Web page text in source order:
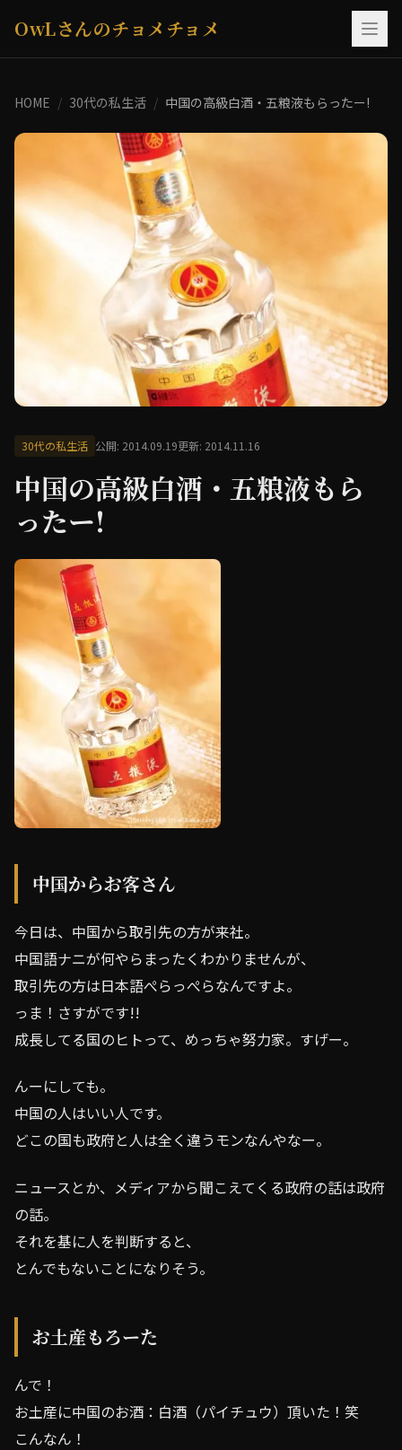
OwLさんのチョメチョメ
HOME / 30代の私生活 / 中国の高級白酒・五粮液もらったー!
30代の私生活 公開: 2014.09.19更新: 2014.11.16
中国の高級白酒・五粮液もら
ったー!
中国からお客さん
今日は、中国から取引先の方が来社。
中国語ナニが何やらまったくわかりませんが、
取引先の方は日本語ぺらっぺらなんですよ。
っま！さすがです!!
成長してる国のヒトって、めっちゃ努力家。すげー。
んーにしても。
中国の人はいい人です。
どこの国も政府と人は全く違うモンなんやなー。
ニュースとか、メディアから聞こえてくる政府の話は政府
の話。
それを基に人を判断すると、
とんでもないことになりそう。
お土産もろーた
んで！
お土産に中国のお酒：白酒（パイチュウ）頂いた！笑
こんなん！